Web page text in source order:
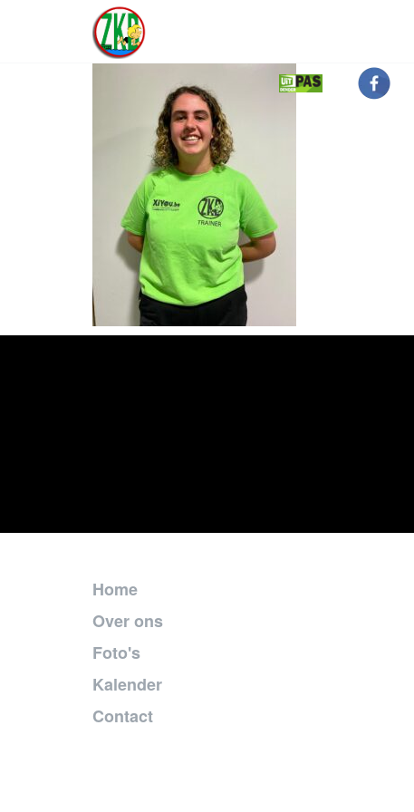
Home
Over ons
Foto's
Kalender
Contact